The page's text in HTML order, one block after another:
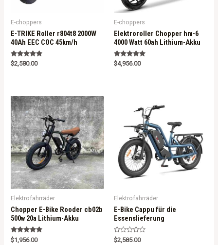
E-choppers
E-TRIKE Roller r804t8 2000W
40Ah EEC COC 45km/h
Rated
5.00
$2,580.00
E-choppers
Elektroroller Chopper hm-6
4000 Watt 60ah Lithium-Akku
Rated
5.00
$4,956.00
Elektrofahrräder
Chopper E-Bike Rooder cb02b
500w 20a Lithium-Akku
Rated
$1,956.00
Elektrofahrräder
E-Bike Cappu für die
Essenslieferung
R
$2,585.00